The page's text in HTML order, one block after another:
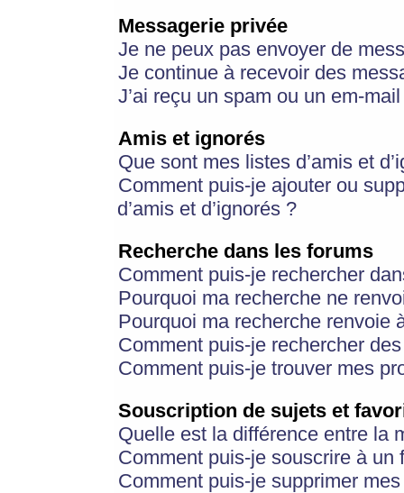
Messagerie privée
Je ne peux pas envoyer de
Je continue à recevoir des
J’ai reçu un spam ou un em-
Amis et ignorés
Que sont mes listes d’amis et
Comment puis-je ajouter ou
d’amis et d’ignorés ?
Recherche dans les forums
Comment puis-je rechercher
Pourquoi ma recherche ne
Pourquoi ma recherche renvoie
Comment puis-je rechercher
Comment puis-je trouver mes
Souscription de sujets et
Quelle est la différence entre la
Comment puis-je souscrire à
Comment puis-je supprimer